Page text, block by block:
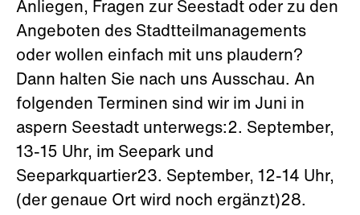
Anliegen, Fragen zur Seestadt oder zu den
Angeboten des Stadtteilmanagements
oder wollen einfach mit uns plaudern?
Dann halten Sie nach uns Ausschau. An
folgenden Terminen sind wir im Juni in
aspern Seestadt unterwegs:2. September,
13-15 Uhr, im Seepark und
Seeparkquartier23. September, 12-14 Uhr,
(der genaue Ort wird noch ergänzt)28.